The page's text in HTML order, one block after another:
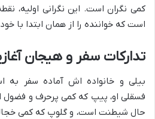
کمی نگران است. این نگرانی اولیه،
است که خواننده را از همان ابتدا با
تدارکات سفر و هیجان
بیلی و خانواده اش آماده سفر به
فسقلی او، پیپ که کمی پرحرف و
حال شیطنت است، و گلوپ که کمی